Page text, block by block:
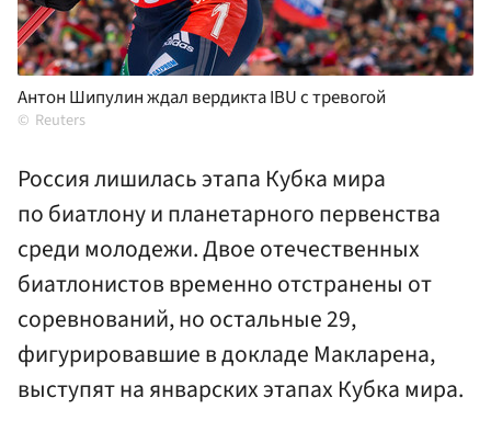
Антон Шипулин ждал вердикта IBU с тревогой
Reuters
Россия лишилась этапа Кубка мира
по биатлону и планетарного первенства
среди молодежи. Двое отечественных
биатлонистов временно отстранены от
соревнований, но остальные 29,
фигурировавшие в докладе Макларена,
выступят на январских этапах Кубка мира.